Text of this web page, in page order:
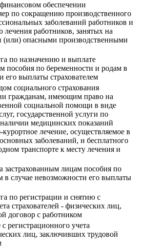
обеспечении
по сокращению производственного
заболеваний работников и
лечения работников, занятых на
(или) опасными производственными
по назначению и выплате
пособия по беременности и родам в
его выплаты страхователем
социального страхования
гражданам, имеющим право на
социальной помощи в виде
государственной услуги по
медицинских показаний
курортное лечение, осуществляемое в
заболеваний, и бесплатного
транспорте к месту лечения и
застрахованным лицам пособия по
в случае невозможности его выплаты
по регистрации и снятию с
страхователей - физических лиц,
договор с работником
регистрационного учета
лиц, заключивших трудовой